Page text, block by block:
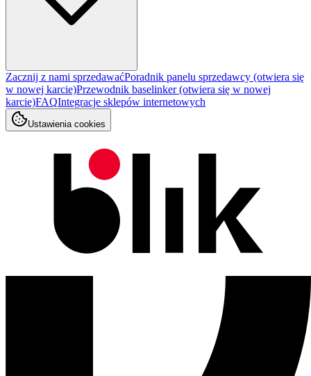
Zacznij z nami sprzedawaćPoradnik panelu sprzedawcy (otwiera się
w nowej karcie)Przewodnik baselinker(otwiera się w nowej
karcie)FAQIntegracje sklepów internetowych
Ustawienia cookies